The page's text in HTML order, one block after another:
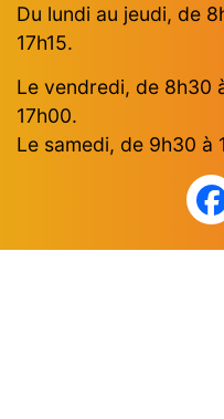
Du lundi au jeudi, de
17h15.
Le vendredi, de 8h30
17h00.
Le samedi, de 9h30 à